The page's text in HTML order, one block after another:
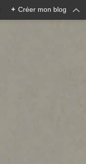
+ Créer mon blog